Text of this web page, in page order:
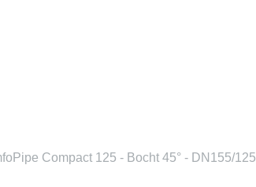
Compact 125 - Bocht 45° - DN155/125